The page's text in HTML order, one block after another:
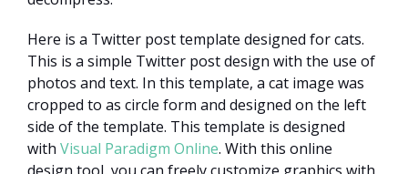
Here is a Twitter post template designed for cats.
This is a simple Twitter post design with the use of
photos and text. In this template, a cat image was
cropped to as circle form and designed on the left
side of the template. This template is designed
with Visual Paradigm Online. With this online